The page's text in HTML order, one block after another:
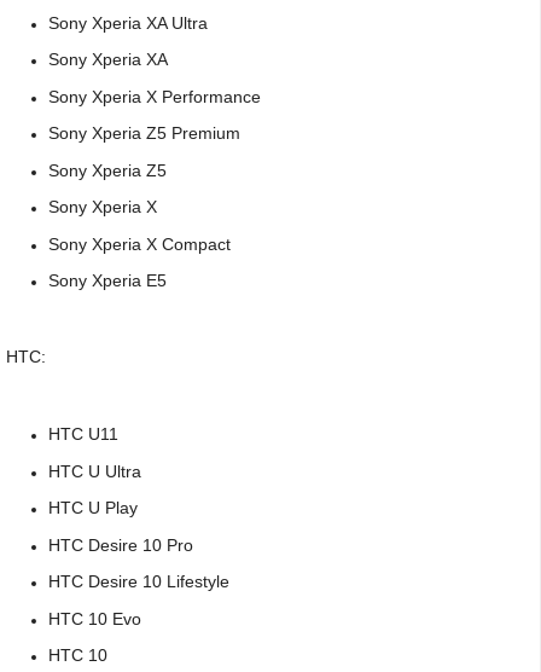
Sony Xperia XA Ultra
Sony Xperia XA
Sony Xperia X Performance
Sony Xperia Z5 Premium
Sony Xperia Z5
Sony Xperia X
Sony Xperia X Compact
Sony Xperia E5
HTC:
HTC U11
HTC U Ultra
HTC U Play
HTC Desire 10 Pro
HTC Desire 10 Lifestyle
HTC 10 Evo
HTC 10